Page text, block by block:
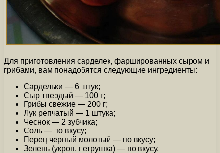
Для приготовления сарделек, фаршированных сыром и
грибами, вам понадобятся следующие ингредиенты:
Сардельки — 6 штук;
Сыр твердый — 100 г;
Грибы свежие — 200 г;
Лук репчатый — 1 штука;
Чеснок — 2 зубчика;
Соль — по вкусу;
Перец черный молотый — по вкусу;
Зелень (укроп, петрушка) — по вкусу.